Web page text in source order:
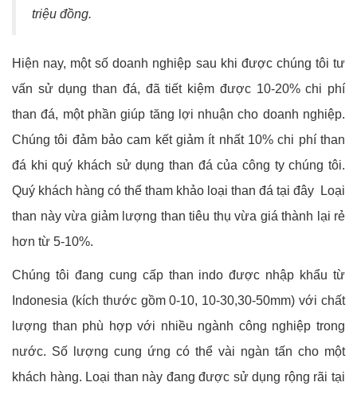
triệu đồng.
Hiện nay, một số doanh nghiệp sau khi được chúng tôi tư
vấn sử dụng than đá, đã tiết kiệm được 10-20% chi phí
than đá, một phần giúp tăng lợi nhuận cho doanh nghiệp.
Chúng tôi đảm bảo cam kết giảm ít nhất 10% chi phí than
đá khi quý khách sử dụng than đá của công ty chúng tôi.
Quý khách hàng có thể tham khảo loại than đá tại đây Loại
than này vừa giảm lượng than tiêu thụ vừa giá thành lại rẻ
hơn từ 5-10%.
Chúng tôi đang cung cấp than indo được nhập khẩu từ
Indonesia (kích thước gồm 0-10, 10-30,30-50mm) với chất
lượng than phù hợp với nhiều ngành công nghiệp trong
nước. Số lượng cung ứng có thể vài ngàn tấn cho một
khách hàng. Loại than này đang được sử dụng rộng rãi tại